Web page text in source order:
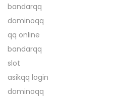
m
a
i
n
d
i
G
bandarqq
dominoqq
qq online
bandarqq
slot
asikqq login
dominoqq